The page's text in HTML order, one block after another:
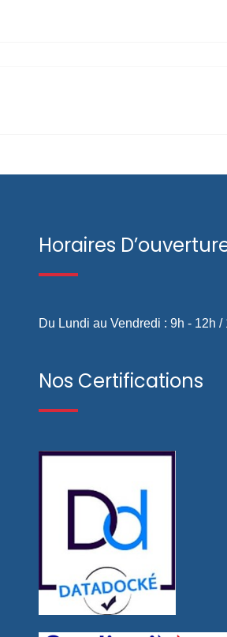
Horaires
Du Lundi au Vendredi : 9h - 12h
Nos Certifications